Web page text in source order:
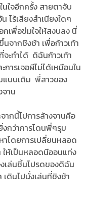
ใจอีกครั้ง สายตาจับ
ไร้เสียงสำเนียงใดๆ
เพื่อข่มใจให้สงบลง นี่
จากชิงช้า เพื่อก้าวเท้า
ะทำได้ ดิฉันก้าวเท้า
ารเจอผีไม่ได้เหมือนใน
แบบเดิม พี่สาวของ
จาน
กนี้ไปการล้างจานคือ
กว่าการโดนพี่ๆรุม
โดยการเปลี่ยนหลอด
ห้เป็นหลอดนีออนแท่ง
เล่นชิ้นโปรดของดิฉัน
เดินไปนั่งเล่นที่ชิงช้า